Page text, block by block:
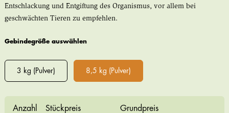
Entschlackung und Entgiftung des Organismus, vor allem bei
geschwächten Tieren zu empfehlen.
Gebindegröße auswählen
3 kg (Pulver) 8,5 kg (Pulver)
Anzahl Stückpreis Grundpreis